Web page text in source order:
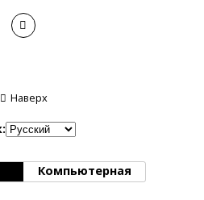
Наверх
Компьютерная